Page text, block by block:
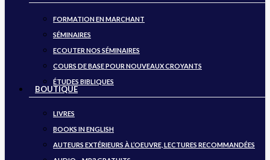
FORMATION EN MARCHANT
SÉMINAIRES
ECOUTER NOS SÉMINAIRES
COURS DE BASE POUR NOUVEAUX CROYANTS
ÉTUDES BIBLIQUES
BOUTIQUE
LIVRES
BOOKS IN ENGLISH
AUTEURS EXTÉRIEURS À L’OEUVRE, LECTURES RECOMMANDÉES